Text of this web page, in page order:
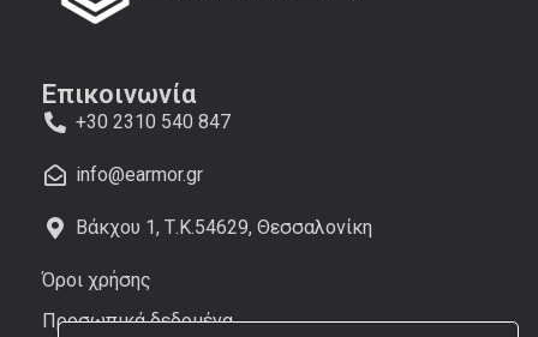
Επικοινωνία
+30 2310 540 847
info@earmor.gr
Βάκχου 1, Τ.Κ.54629, Θεσσαλονίκη
Όροι χρήσης
Προσωπικά δεδομένα